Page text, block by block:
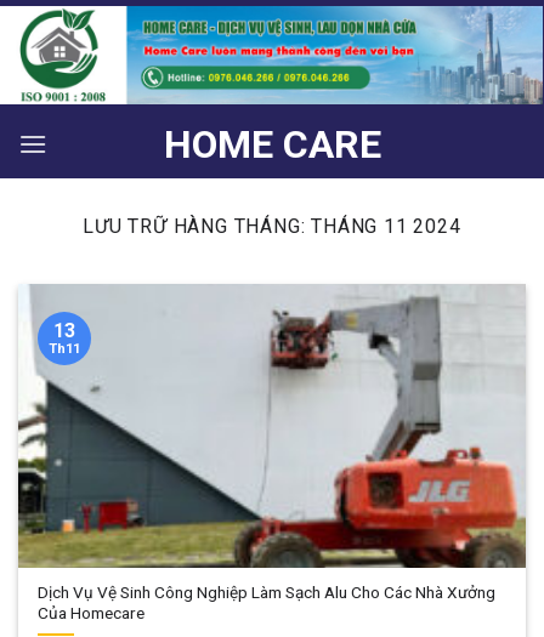
Bỏ
qua
nội
dung
HOME CARE
LƯU TRỮ HÀNG THÁNG:THÁNG 11 2024
Dịch Vụ Vệ Sinh Công Nghiệp Làm Sạch Alu Cho Các Nhà Xưởng
Của Homecare
13
Th11